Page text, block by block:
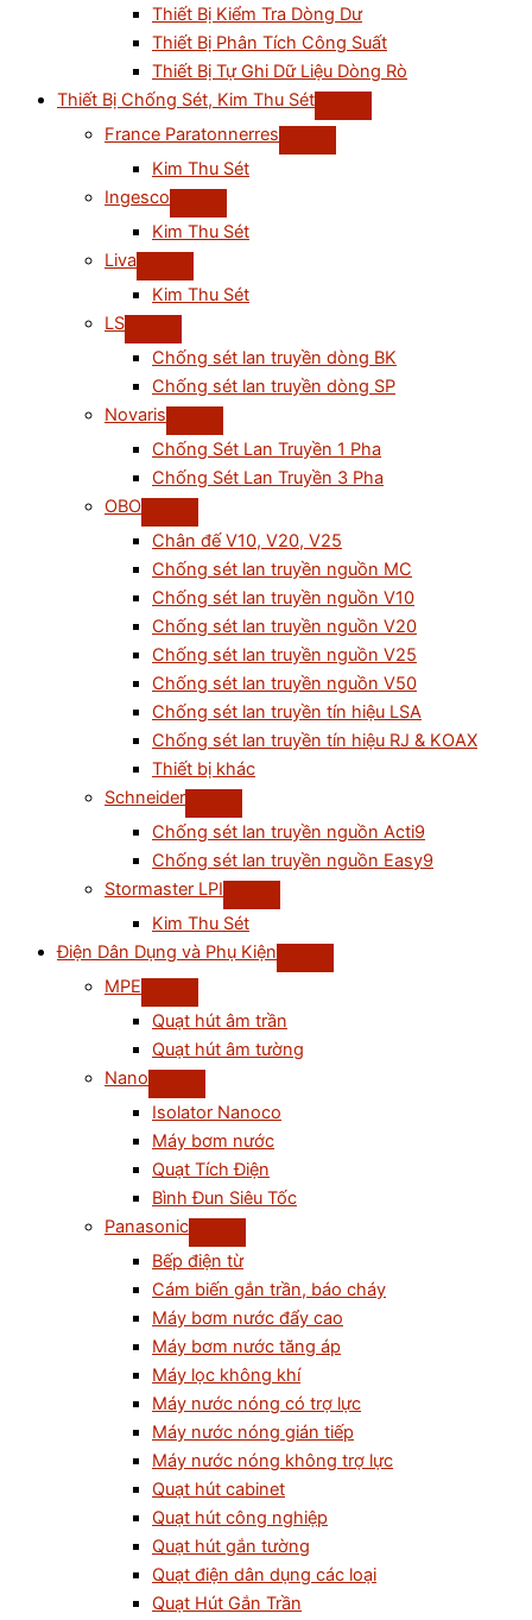
Thiết Bị Kiểm Tra Dòng Dư
Thiết Bị Phân Tích Công Suất
Thiết Bị Tự Ghi Dữ Liệu Dòng Rò
Thiết Bị Chống Sét, Kim Thu Sét
France Paratonnerres
Kim Thu Sét
Ingesco
Kim Thu Sét
Liva
Kim Thu Sét
LS
Chống sét lan truyền dòng BK
Chống sét lan truyền dòng SP
Novaris
Chống Sét Lan Truyền 1 Pha
Chống Sét Lan Truyền 3 Pha
OBO
Chân đế V10, V20, V25
Chống sét lan truyền nguồn MC
Chống sét lan truyền nguồn V10
Chống sét lan truyền nguồn V20
Chống sét lan truyền nguồn V25
Chống sét lan truyền nguồn V50
Chống sét lan truyền tín hiệu LSA
Chống sét lan truyền tín hiệu RJ & KOAX
Thiết bị khác
Schneider
Chống sét lan truyền nguồn Acti9
Chống sét lan truyền nguồn Easy9
Stormaster LPI
Kim Thu Sét
Điện Dân Dụng và Phụ Kiện
MPE
Quạt hút âm trần
Quạt hút âm tường
Nano
Isolator Nanoco
Máy bơm nước
Quạt Tích Điện
Bình Đun Siêu Tốc
Panasonic
Bếp điện từ
Cám biến gắn trần, báo cháy
Máy bơm nước đẩy cao
Máy bơm nước tăng áp
Máy lọc không khí
Máy nước nóng có trợ lực
Máy nước nóng gián tiếp
Máy nước nóng không trợ lực
Quạt hút cabinet
Quạt hút công nghiệp
Quạt hút gắn tường
Quạt điện dân dụng các loại
Quạt Hút Gắn Trần